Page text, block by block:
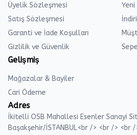
Üyelik Sözleşmesi
Satış Sözleşmesi
Garanti ve İade Koşulları
Gizlilik ve Güvenlik
Gelişmiş
Mağazalar & Bayiler
Cari Ödeme
Adres
İkitelli OSB Mahallesi Esenler Sanayi
Başakşehir/İSTANBUL<br /> <br /> <br